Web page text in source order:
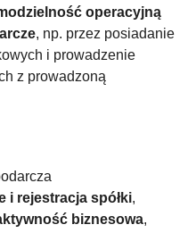
operacyjną
, np. przez posiadanie
i prowadzenie
z prowadzoną
i rejestracja spółki,
biznesowa,